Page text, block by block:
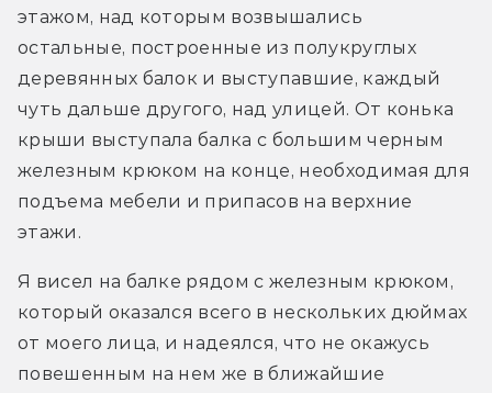
этажом, над которым возвышались
остальные, построенные из полукруглых
деревянных балок и выступавшие, каждый
чуть дальше другого, над улицей. От конька
крыши выступала балка с большим черным
железным крюком на конце, необходимая для
подъема мебели и припасов на верхние
этажи.
Я висел на балке рядом с железным крюком,
который оказался всего в нескольких дюймах
от моего лица, и надеялся, что не окажусь
повешенным на нем же в ближайшие